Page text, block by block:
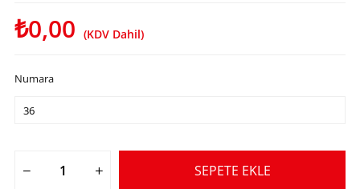
₺0,00 (KDV Dahil)
Numara